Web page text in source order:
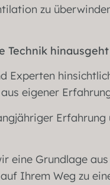
zu
Technik hinausgeht
Experten
eigener
eine Grundlage
Ihrem Weg zu